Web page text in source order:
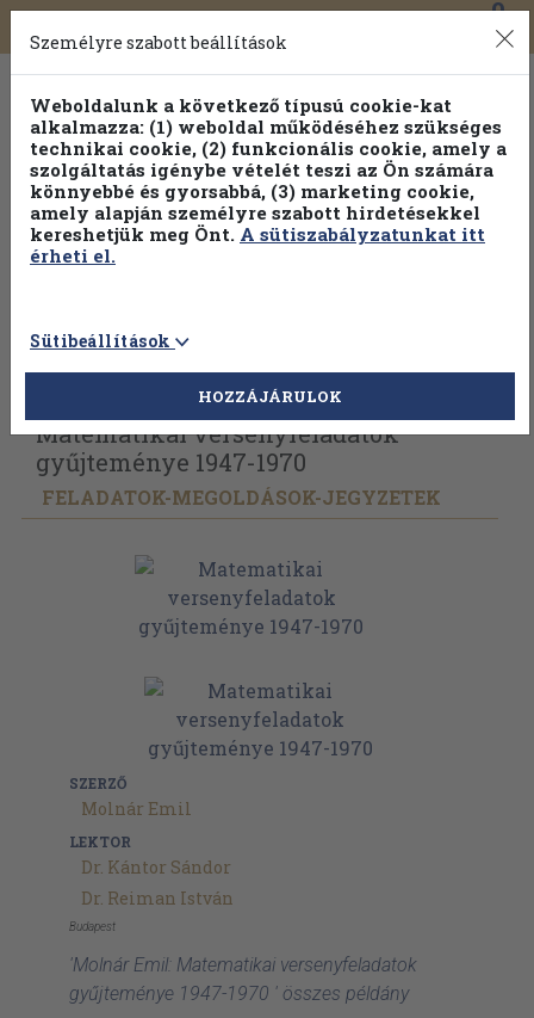
Toggle
navigation
0
Válogasson több mint 1.000.000 kiadványunk közül
100% kedvezménnyel!
Vissza az előző oldalra Válasszon példányt
Matematikai versenyfeladatok
gyűjteménye 1947-1970
FELADATOK-MEGOLDÁSOK-JEGYZETEK
SZERZŐ
Molnár Emil
LEKTOR
Dr. Kántor Sándor
Dr. Reiman István
Budapest
'Molnár Emil: Matematikai versenyfeladatok
gyűjteménye 1947-1970 ' összes példány
Személyre szabott beállítások
Weboldalunk a következő típusú cookie-kat
alkalmazza: (1) weboldal működéséhez szükséges
technikai cookie, (2) funkcionális cookie, amely a
szolgáltatás igénybe vételét teszi az Ön számára
könnyebbé és gyorsabbá, (3) marketing cookie,
amely alapján személyre szabott hirdetésekkel
kereshetjük meg Önt. A sütiszabályzatunkat itt
érheti el.
Sütibeállítások
HOZZÁJÁRULOK